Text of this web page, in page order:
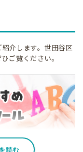
介します。世田谷区
ご覧ください。
読む